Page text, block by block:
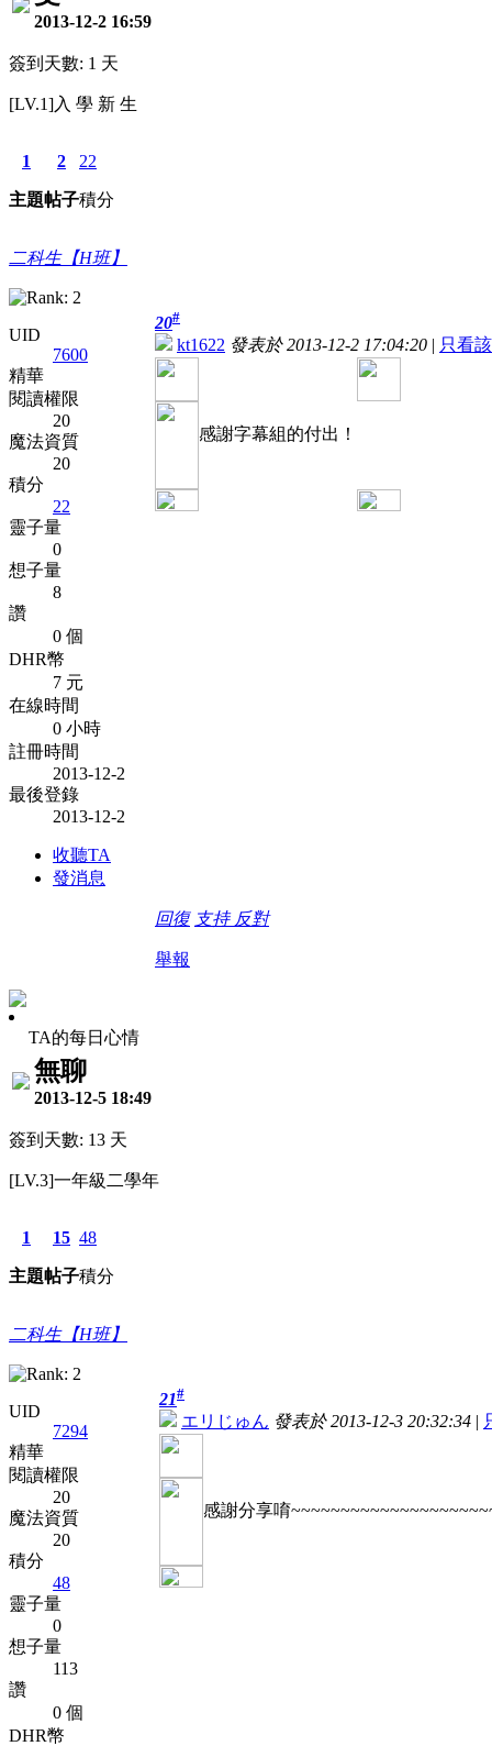
2013-12-2 16:59
簽到天數: 1 天
[LV.1]入 學 新 生
1
主題
2
帖子
22
積分
二科生【H班】
UID
7600
精華
閱讀權限
20
魔法資質
20
積分
22
靈子量
0
想子量
8
讚
0 個
DHR幣
7 元
在線時間
0 小時
註冊時間
2013-12-2
最後登錄
2013-12-2
收聽TA
發消息
20#
kt1622 發表於 2013-12-2 17:04:20 | 只看
感謝字幕組的付出！
回復 支持 反對
舉報
TA的每日心情
無聊
2013-12-5 18:49
簽到天數: 13 天
[LV.3]一年級二學年
1
主題
15
帖子
48
積分
二科生【H班】
UID
7294
精華
閱讀權限
20
魔法資質
20
積分
48
靈子量
0
想子量
113
讚
0 個
DHR幣
21#
エリじゅん 發表於 2013-12-3 20:32:34 |
感謝分享唷